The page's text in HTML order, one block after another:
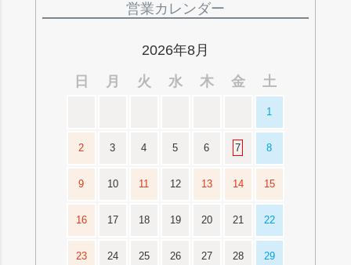
営業カレンダー
2026年8月
日
月 火 水 木 金 土
1
2 3 4 5 6 7 8
9 10 11 12 13 14 15
16 17 18 19 20 21 22
23 24 25 26 27 28 29